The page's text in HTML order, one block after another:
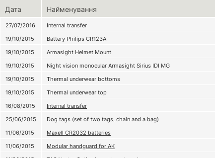
Дата Найменування
27/07/2016 Internal transfer
19/10/2015
Battery Philips CR123А
19/10/2015
Armasight Helmet Mount
19/10/2015
Night vision monocular Armasight Sirius IDI MG
19/10/2015
Thermal underwear bottoms
19/10/2015
Thermal underwear top
16/08/2015
Internal transfer
25/06/2015
Dog tags (set of two tags, chain and a bag)
11/06/2015
Maxell CR2032 batteries
11/06/2015
Modular handguard for AK